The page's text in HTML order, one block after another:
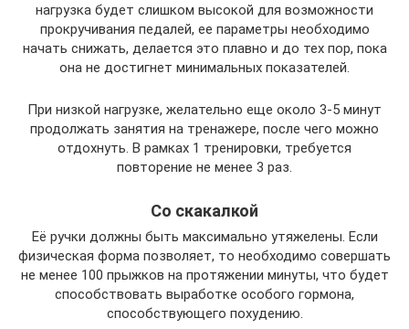
нагрузка будет слишком высокой для возможности
прокручивания педалей, ее параметры необходимо
начать снижать, делается это плавно и до тех пор, пока
она не достигнет минимальных показателей.
При низкой нагрузке, желательно еще около 3-5 минут
продолжать занятия на тренажере, после чего можно
отдохнуть. В рамках 1 тренировки, требуется
повторение не менее 3 раз.
Со скакалкой
Её ручки должны быть максимально утяжелены. Если
физическая форма позволяет, то необходимо совершать
не менее 100 прыжков на протяжении минуты, что будет
способствовать выработке особого гормона,
способствующего похудению.